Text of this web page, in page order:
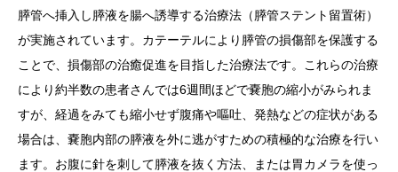
膵管へ挿入し膵液を腸へ誘導する治療法（膵管ステント留置術）
が実施されています。カテーテルにより膵管の損傷部を保護する
ことで、損傷部の治癒促進を目指した治療法です。これらの治療
により約半数の患者さんでは6週間ほどで嚢胞の縮小がみられま
すが、経過をみても縮小せず腹痛や嘔吐、発熱などの症状がある
場合は、嚢胞内部の膵液を外に逃がすための積極的な治療を行い
ます。お腹に針を刺して膵液を抜く方法、または胃カメラを使っ